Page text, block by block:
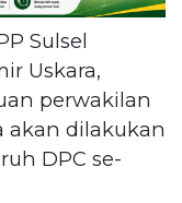
Sulsel
Uskara,
perwakilan
akan dilakukan
DPC se-